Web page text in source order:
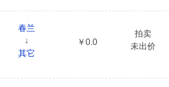
春兰
↓
其它
￥0.0
拍卖
未出价